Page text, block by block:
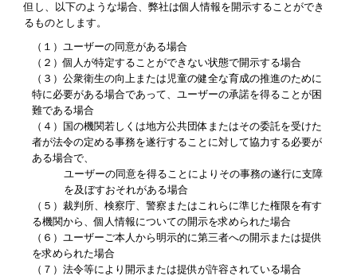
但し、以下のような場合、弊社は個人情報を開示することができ
るものとします。
（１）ユーザーの同意がある場合
（２）個人が特定することができない状態で開示する場合
（３）公衆衛生の向上または児童の健全な育成の推進のために
特に必要がある場合であって、ユーザーの承諾を得ることが困
難である場合
（４）国の機関若しくは地方公共団体またはその委託を受けた
者が法令の定める事務を遂行することに対して協力する必要が
ある場合で、
ユーザーの同意を得ることによりその事務の遂行に支障
を及ぼすおそれがある場合
（５）裁判所、検察庁、警察またはこれらに準じた権限を有す
る機関から、個人情報についての開示を求められた場合
（６）ユーザーご本人から明示的に第三者への開示または提供
を求められた場合
（７）法令等により開示または提供が許容されている場合